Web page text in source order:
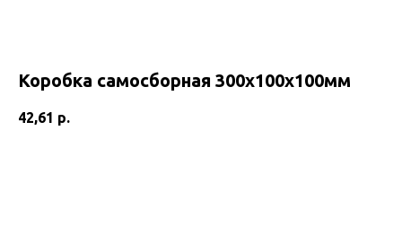
Коробка самосборная 300х100х100мм
42,61 р.